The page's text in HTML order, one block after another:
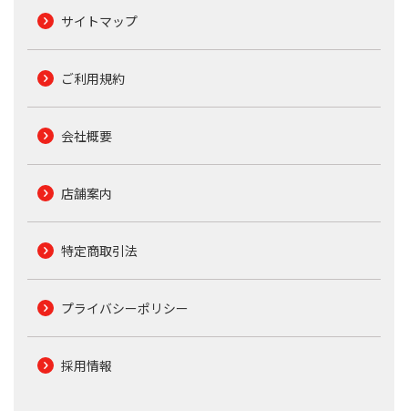
サイトマップ
ご利用規約
会社概要
店舗案内
特定商取引法
プライバシーポリシー
採用情報